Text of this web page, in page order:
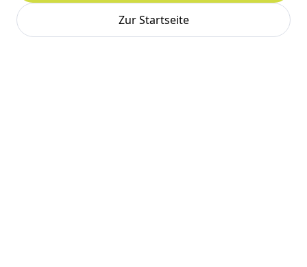
Zur Startseite